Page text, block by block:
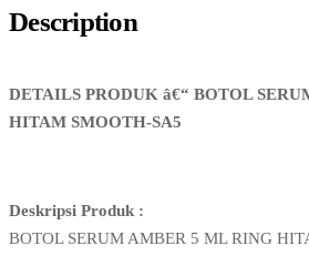
Description
DETAILS PRODUK â€“ BOTOL
HITAM SMOOTH-SA5
Deskripsi Produk :
BOTOL SERUM AMBER 5 ML RING